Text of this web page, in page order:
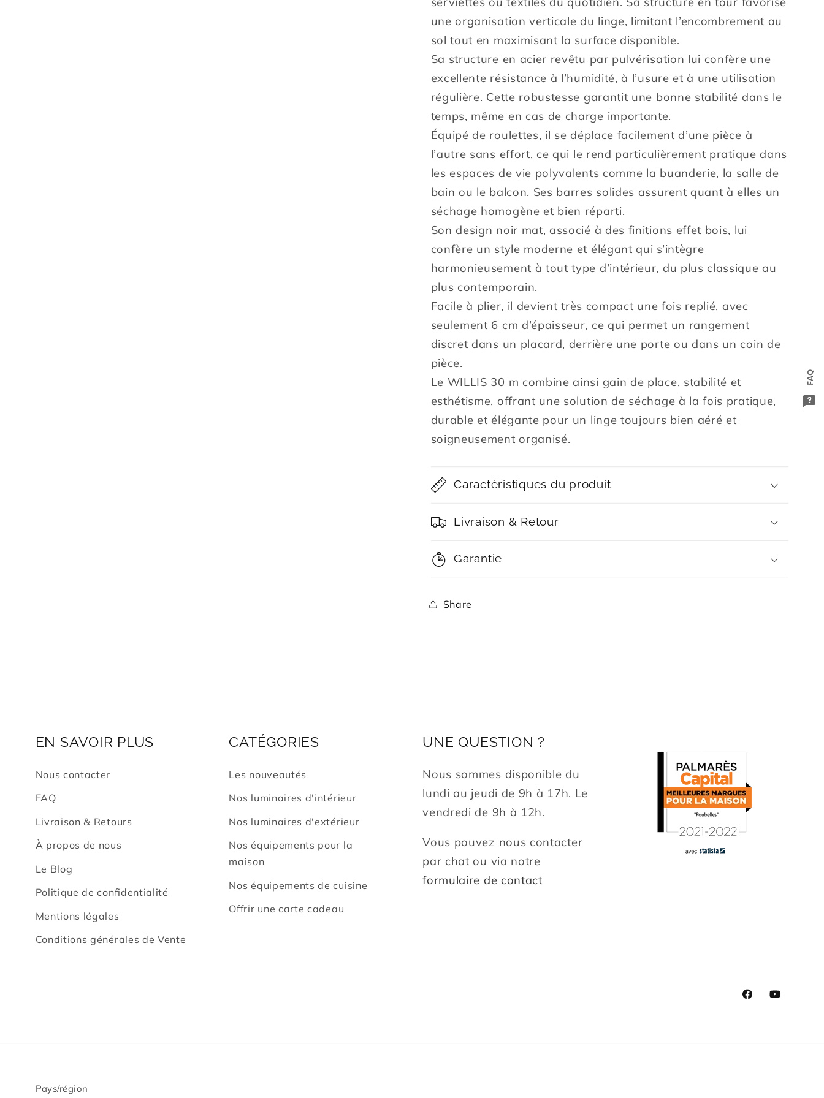
une organisation verticale du linge, limitant l’encombrement au
sol tout en maximisant la surface disponible.
Sa structure en acier revêtu par pulvérisation lui confère une
excellente résistance à l’humidité, à l’usure et à une utilisation
régulière. Cette robustesse garantit une bonne stabilité dans le
temps, même en cas de charge importante.
Équipé de roulettes, il se déplace facilement d’une pièce à
l’autre sans effort, ce qui le rend particulièrement pratique dans
les espaces de vie polyvalents comme la buanderie, la salle de
bain ou le balcon. Ses barres solides assurent quant à elles un
séchage homogène et bien réparti.
Son design noir mat, associé à des finitions effet bois, lui
confère un style moderne et élégant qui s’intègre
harmonieusement à tout type d’intérieur, du plus classique au
plus contemporain.
Facile à plier, il devient très compact une fois replié, avec
seulement 6 cm d’épaisseur, ce qui permet un rangement
discret dans un placard, derrière une porte ou dans un coin de
pièce.
Le WILLIS 30 m combine ainsi gain de place, stabilité et
esthétisme, offrant une solution de séchage à la fois pratique,
durable et élégante pour un linge toujours bien aéré et
soigneusement organisé.
Caractéristiques du produit
Livraison & Retour
Garantie
Share
EN SAVOIR PLUS
Nous contacter
FAQ
Livraison & Retours
À propos de nous
Le Blog
Politique de confidentialité
Mentions légales
Conditions générales de Vente
CATÉGORIES
Les nouveautés
Nos luminaires d'intérieur
Nos luminaires d'extérieur
Nos équipements pour la
maison
Nos équipements de cuisine
Offrir une carte cadeau
UNE QUESTION ?
Nous sommes disponible du
lundi au jeudi de 9h à 17h. Le
vendredi de 9h à 12h.
Vous pouvez nous contacter
par chat ou via notre
formulaire de contact
FacebookYouTube
Pays/région
FAQ